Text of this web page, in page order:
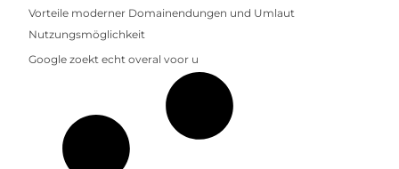
Vorteile moderner Domainendungen und Umlaut
Nutzungsmöglichkeit
Google zoekt echt overal voor u